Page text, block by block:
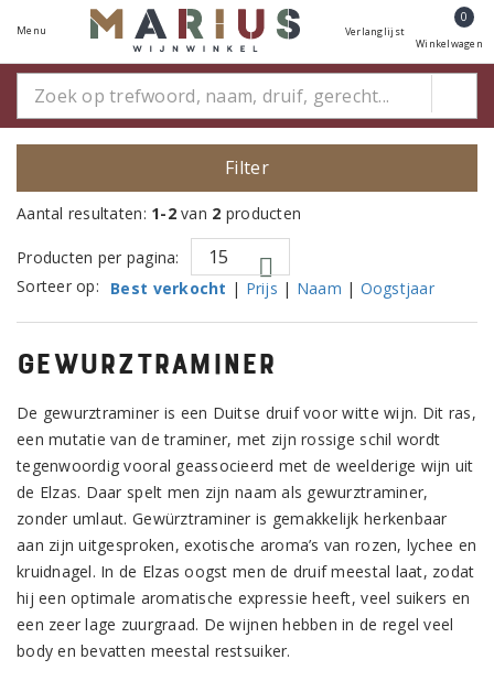
Menu Verlanglijst
0
Winkelwagen
Filter
Aantal resultaten: 1-2van 2 producten
Producten per pagina:
Sorteer op:
Best verkocht | Prijs | Naam | Oogstjaar
gewurztraminer
De gewurztraminer is een Duitse druif voor witte wijn. Dit ras,
een mutatie van de traminer, met zijn rossige schil wordt
tegenwoordig vooral geassocieerd met de weelderige wijn uit
de Elzas. Daar spelt men zijn naam als gewurztraminer,
zonder umlaut. Gewürztraminer is gemakkelijk herkenbaar
aan zijn uitgesproken, exotische aroma’s van rozen, lychee en
kruidnagel. In de Elzas oogst men de druif meestal laat, zodat
hij een optimale aromatische expressie heeft, veel suikers en
een zeer lage zuurgraad. De wijnen hebben in de regel veel
body en bevatten meestal restsuiker.